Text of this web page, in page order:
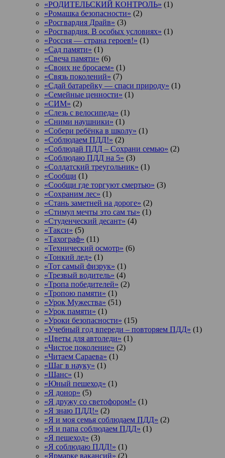
«РОДИТЕЛЬСКИЙ КОНТРОЛЬ» (1)
«Ромашка безопасности» (2)
«Росгвардия Драйв» (3)
«Росгвардия. В особых условиях» (1)
«Россия — страна героев!» (1)
«Сад памяти» (1)
«Свеча памяти» (6)
«Своих не бросаем» (1)
«Связь поколений» (7)
«Сдай батарейку — спаси природу» (1)
«Семейные ценности» (1)
«СИМ» (2)
«Слезь с велосипеда» (1)
«Сними наушники» (1)
«Собери ребёнка в школу» (1)
«Соблюдаем ПДД!» (2)
«Соблюдай ПДД – Сохрани семью» (2)
«Соблюдаю ПДД на 5» (3)
«Солдатский треугольник» (1)
«Сообщи (1)
«Сообщи где торгуют смертью» (3)
«Сохраним лес» (1)
«Стань заметней на дороге» (2)
«Стимул мечты это сам ты» (1)
«Студенческий десант» (4)
«Такси» (5)
«Тахограф» (11)
«Технический осмотр» (6)
«Тонкий лед» (1)
«Тот самый физрук» (1)
«Трезвый водитель» (4)
«Тропа победителей» (2)
«Тропою памяти» (1)
«Урок Мужества» (51)
«Урок памяти» (1)
«Уроки безопасности» (15)
«Учебный год впереди – повторяем ПДД» (1)
«Цветы для автоледи» (1)
«Чистое поколение» (2)
«Читаем Сараева» (1)
«Шаг в науку» (1)
«Шанс» (1)
«Юный пешеход» (1)
«Я донор» (5)
«Я дружу со светофором!» (1)
«Я знаю ПДД!» (2)
«Я и моя семья соблюдаем ПДД» (2)
«Я и папа соблюдаем ПДД» (1)
«Я пешеход» (3)
«Я соблюдаю ПДД!» (1)
«Ярмарке вакансий» (2)